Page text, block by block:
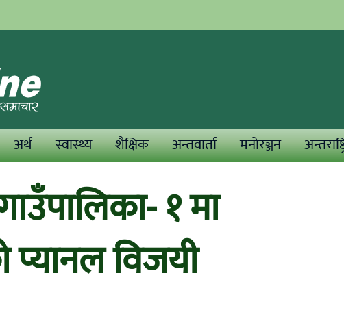
अर्थ स्वास्थ्य शैक्षिक अन्तवार्ता मनोरञ्जन
१ मा
प्यानल विजयी